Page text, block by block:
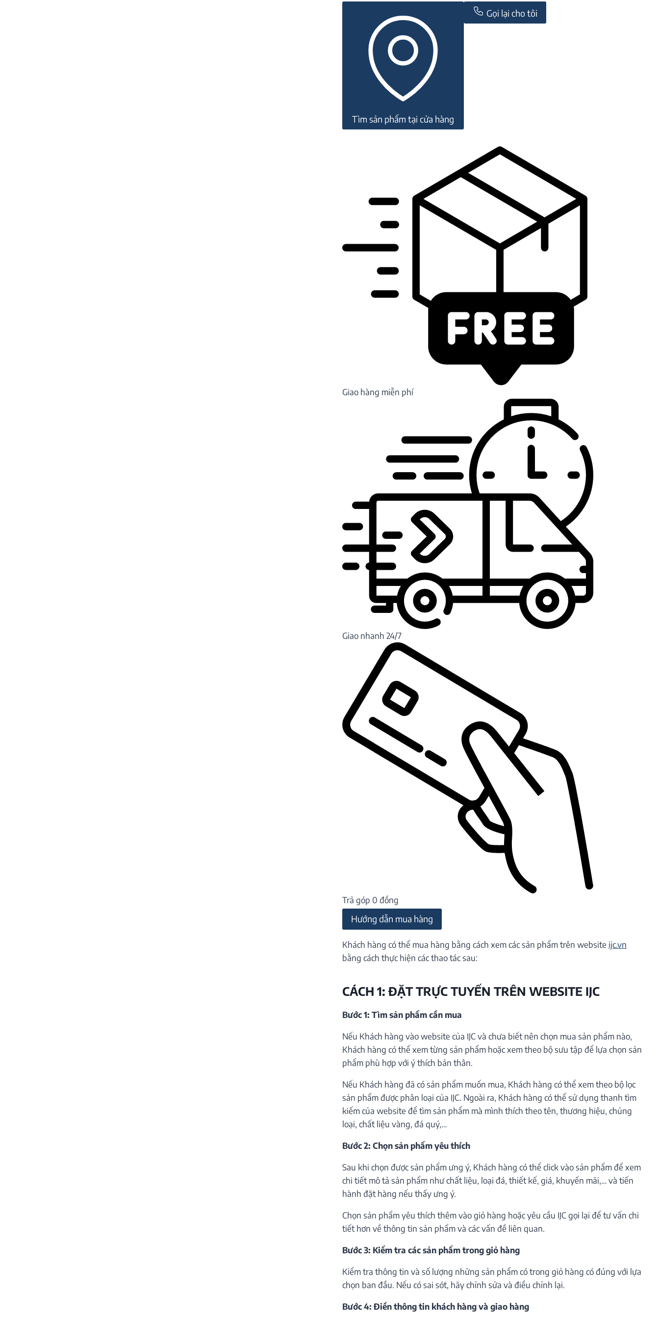
22M248
Tìm sản phẩm tại cửa hàng
Gọi lại cho tôi
Giao hàng miễn phí
Giao nhanh 24/7
Trả góp 0 đồng
Hướng dẫn mua hàng
Khách hàng có thể mua hàng bằng cách xem các sản phẩm trên website ijc.vn
bằng cách thực hiện các thao tác sau:
CÁCH 1: ĐẶT TRỰC TUYẾN TRÊN WEBSITE IJC
Bước 1: Tìm sản phẩm cần mua
Nếu Khách hàng vào website của IJC và chưa biết nên chọn mua sản phẩm nào,
Khách hàng có thể xem từng sản phẩm hoặc xem theo bộ sưu tập để lựa chọn sản
phẩm phù hợp với ý thích bản thân.
Nếu Khách hàng đã có sản phẩm muốn mua, Khách hàng có thể xem theo bộ lọc
sản phẩm được phân loại của IJC. Ngoài ra, Khách hàng có thể sử dụng thanh tìm
kiếm của website để tìm sản phẩm mà mình thích theo tên, thương hiệu, chủng
loại, chất liệu vàng, đá quý,…
Bước 2: Chọn sản phẩm yêu thích
Sau khi chọn được sản phẩm ưng ý, Khách hàng có thể click vào sản phẩm để xem
chi tiết mô tả sản phẩm như chất liệu, loại đá, thiết kế, giá, khuyến mãi,… và tiến
hành đặt hàng nếu thấy ưng ý.
Chọn sản phẩm yêu thích thêm vào giỏ hàng hoặc yêu cầu IJC gọi lại để tư vấn chi
tiết hơn về thông tin sản phẩm và các vấn đề liên quan.
Bước 3: Kiểm tra các sản phẩm trong giỏ hàng
Kiểm tra thông tin và số lượng những sản phẩm có trong giỏ hàng có đúng với lựa
chọn ban đầu. Nếu có sai sót, hãy chỉnh sửa và điều chỉnh lại.
Bước 4: Điền thông tin khách hàng và giao hàng